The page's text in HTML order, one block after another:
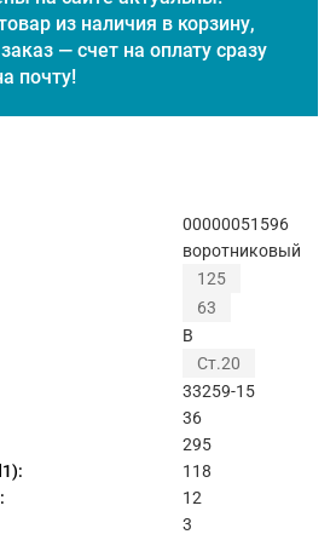
из наличия в корзину,
— счет на оплату сразу
почту!
00000051596
воротниковый
125
63
B
Ст.20
33259-15
36
295
118
12
3